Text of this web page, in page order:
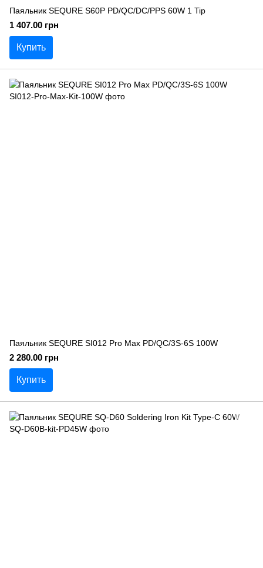
Паяльник SEQURE S60P PD/QC/DC/PPS 60W 1 Tip
1 407.00 грн
Купить
Паяльник SEQURE SI012 Pro Max PD/QC/3S-6S 100W
2 280.00 грн
Купить